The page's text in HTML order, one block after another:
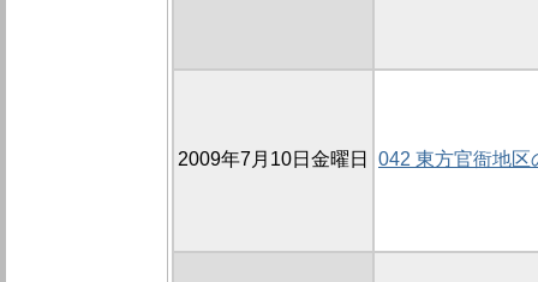
2009年7月10日金曜日 042 東方官衙地区